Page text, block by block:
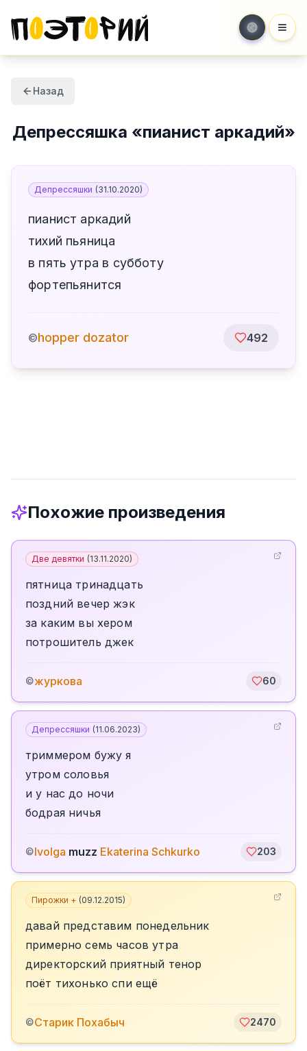
Назад
Депрессяшка «пианист аркадий»
Депрессяшки (31.10.2020)
пианист аркадий
тихий пьяница
в пять утра в субботу
фортепьянится
©hopper dozator 492
Похожие произведения
Две девятки (13.11.2020)
пятница тринадцать
поздний вечер жэк
за каким вы хером
потрошитель джек
©журкова 60
Депрессяшки (11.06.2023)
триммером бужу я
утром соловья
и у нас до ночи
бодрая ничья
©Ivolga muzz Ekaterina Schkurko 203
Пирожки + (09.12.2015)
давай представим понедельник
примерно семь часов утра
директорский приятный тенор
поёт тихонько спи ещё
©Старик Похабыч 2470